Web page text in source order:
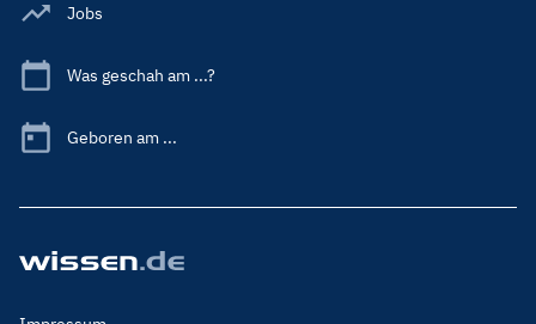
Jobs
Was geschah am ...?
Geboren am ...